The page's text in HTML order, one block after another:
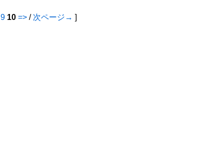
9 10 =>/ 次ページ→ ]